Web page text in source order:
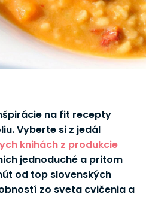
na fit recepty
Vyberte si z jedál
knihách z produkcie
jednoduché a pritom
od top slovenských
zo sveta cvičenia a